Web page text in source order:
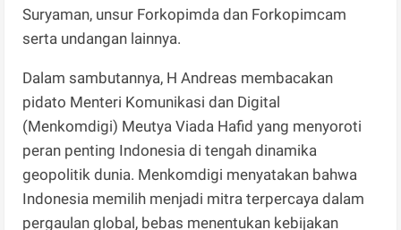
Suryaman, unsur Forkopimda dan Forkopimcam
serta undangan lainnya.
Dalam sambutannya, H Andreas membacakan
pidato Menteri Komunikasi dan Digital
(Menkomdigi) Meutya Viada Hafid yang menyoroti
peran penting Indonesia di tengah dinamika
geopolitik dunia. Menkomdigi menyatakan bahwa
Indonesia memilih menjadi mitra terpercaya dalam
pergaulan global, bebas menentukan kebijakan